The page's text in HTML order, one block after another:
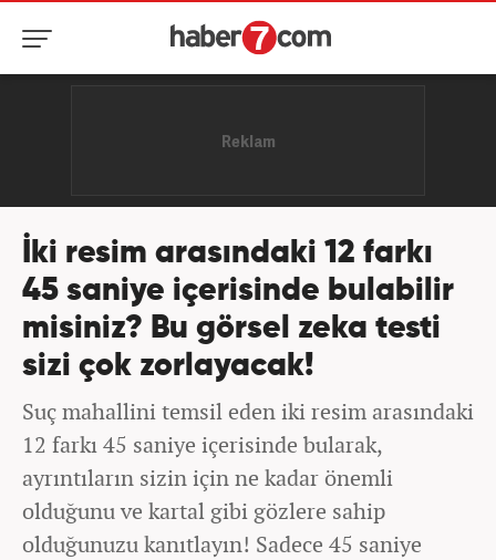
İki resim arasındaki 12 farkı
45 saniye içerisinde bulabilir
misiniz? Bu görsel zeka testi
sizi çok zorlayacak!
Suç mahallini temsil eden iki resim arasındaki
12 farkı 45 saniye içerisinde bularak,
ayrıntıların sizin için ne kadar önemli
olduğunu ve kartal gibi gözlere sahip
olduğunuzu kanıtlayın! Sadece 45 saniye